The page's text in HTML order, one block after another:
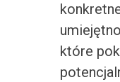
które